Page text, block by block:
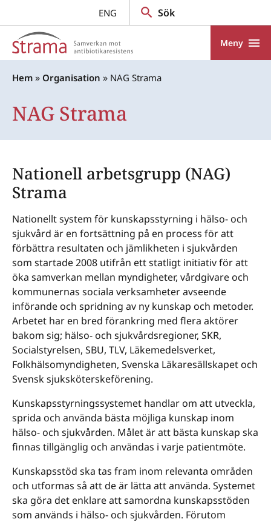
ENG Sök
Meny
Hem » Organisation » NAG Strama
NAG Strama
Nationell arbetsgrupp (NAG)
Strama
Nationellt system för kunskapsstyrning i hälso- och
sjukvård är en fortsättning på en process för att
förbättra resultaten och jämlikheten i sjukvården
som startade 2008 utifrån ett statligt initiativ för att
öka samverkan mellan myndigheter, vårdgivare och
kommunernas sociala verksamheter avseende
införande och spridning av ny kunskap och metoder.
Arbetet har en bred förankring med flera aktörer
bakom sig; hälso- och sjukvårdsregioner, SKR,
Socialstyrelsen, SBU, TLV, Läkemedelsverket,
Folkhälsomyndigheten, Svenska Läkaresällskapet och
Svensk sjuksköterskeförening.
Kunskapsstyrningssystemet handlar om att utveckla,
sprida och använda bästa möjliga kunskap inom
hälso- och sjukvården. Målet är att bästa kunskap ska
finnas tillgänglig och användas i varje patientmöte.
Kunskapsstöd ska tas fram inom relevanta områden
och utformas så att de är lätta att använda. Systemet
ska göra det enklare att samordna kunskapsstöden
som används i hälso- och sjukvården. Förutom